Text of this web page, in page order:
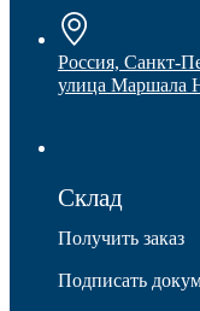
Россия, Санкт-
улица Маршала
Склад
Получить заказ
Подписать